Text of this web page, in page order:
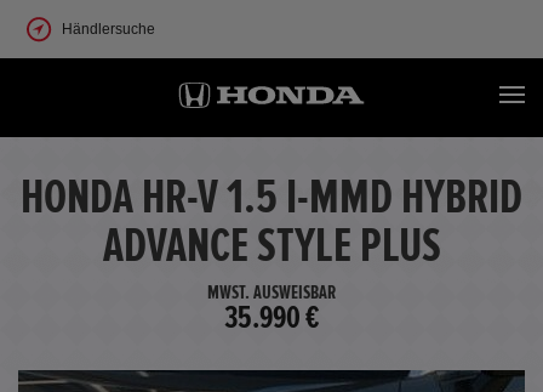
Händlersuche
HONDA HR-V 1.5 I-MMD HYBRID
ADVANCE STYLE PLUS
MWST. AUSWEISBAR
35.990 €